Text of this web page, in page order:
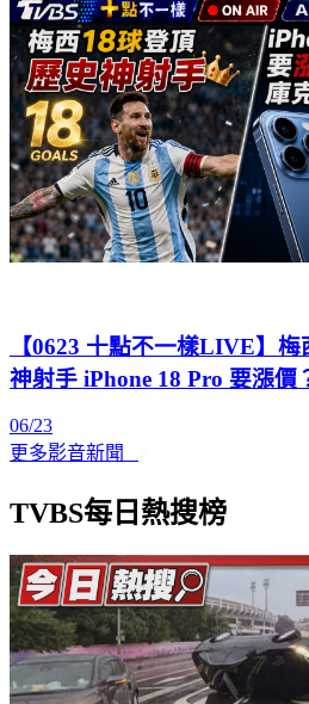
【0623 十點不一樣LIVE】
神射手 iPhone 18 Pro 要漲價
06/23
更多影音新聞
TVBS每日熱搜榜